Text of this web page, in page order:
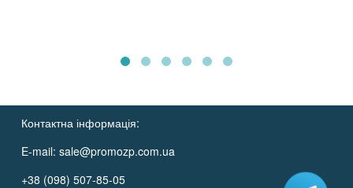
Контактна інформація:
E-mail: sale@promozp.com.ua
+38 (098) 507-85-05